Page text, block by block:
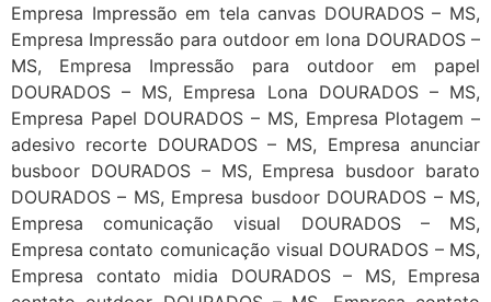
Empresa Impressão em tela canvas DOURADOS – MS,
Empresa Impressão para outdoor em lona DOURADOS –
MS, Empresa Impressão para outdoor em papel
DOURADOS – MS, Empresa Lona DOURADOS – MS,
Empresa Papel DOURADOS – MS, Empresa Plotagem –
adesivo recorte DOURADOS – MS, Empresa anunciar
busboor DOURADOS – MS, Empresa busdoor barato
DOURADOS – MS, Empresa busdoor DOURADOS – MS,
Empresa comunicação visual DOURADOS – MS,
Empresa contato comunicação visual DOURADOS – MS,
Empresa contato midia DOURADOS – MS, Empresa